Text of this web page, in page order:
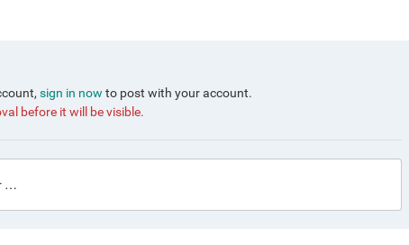
sign in now to post with your account.
before it will be visible.
…